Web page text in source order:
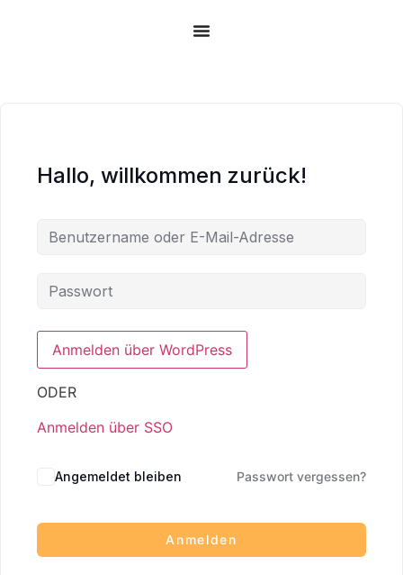
Hallo, willkommen zurück!
ODER
Anmelden über SSO
Angemeldet bleiben Passwort vergessen?
Anmelden